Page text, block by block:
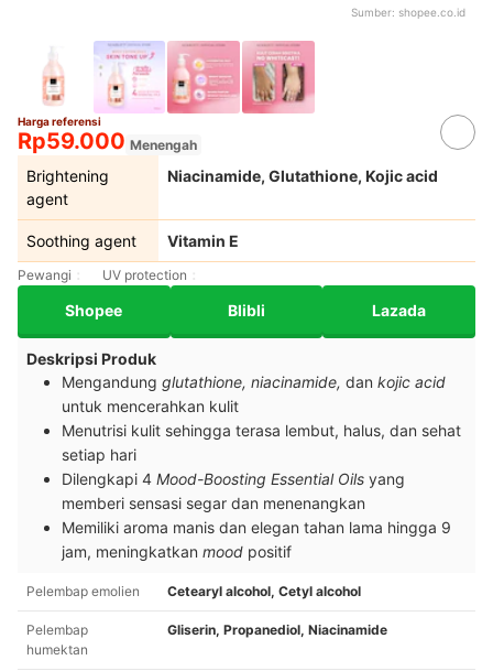
Sumber: shopee.co.id
Harga referensi
Rp59.000 Menengah
Brightening
agent
Niacinamide, Glutathione, Kojic acid
Soothing agent Vitamin E
Pewangi UV protection
Shopee Blibli Lazada
Deskripsi Produk
Mengandung glutathione, niacinamide, dan kojic acid
untuk mencerahkan kulit
Menutrisi kulit sehingga terasa lembut, halus, dan sehat
setiap hari
Dilengkapi 4 Mood-Boosting Essential Oils yang
memberi sensasi segar dan menenangkan
Memiliki aroma manis dan elegan tahan lama hingga 9
jam, meningkatkan mood positif
Pelembap emolien Cetearyl alcohol, Cetyl alcohol
Pelembap
humektan
Gliserin, Propanediol, Niacinamide